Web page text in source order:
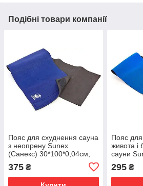
Подібні товари компанії
Пояс для схуднення сауна
з неопрену Sunex
(Санекс) 30*100*0,04см,
375 ₴
Пояс
живота і
сауни
295₴